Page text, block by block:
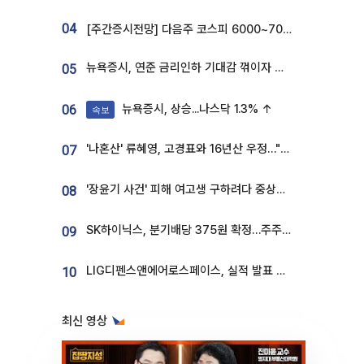
04 [주간증시전망] 다음주 코스피 6000~7000⋯“外人 수급은 정책이 변수”
05 뉴욕증시, 연준 금리인하 기대감 꺾이자 상승...S&P500 사상 최고치 [종합]
06 속보 뉴욕증시, 상승...나스닥 1.3% ↑
07 '나혼산' 류혜영, 고경표와 16년산 우정…"자취방서 부모님과 마주쳐"
08 '장윤기 사건' 피해 여고생 구하려다 중상…고교생 의상자 지정
09 SK하이닉스, 분기배당 375원 확정…주주환원책 9월로 앞당겨 발표
10 LIG디펜스앤에어로스페이스, 실적 발표 후 급락→반등⋯증권가 “28년까지 튼튼”
최신 영상